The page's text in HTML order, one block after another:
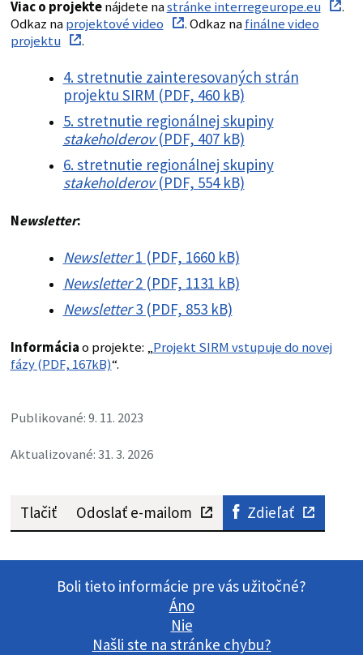
Viac o projektenájdete nastránke interregeurope.eu
.
Odkaz naprojektové video . Odkaz nafinálne video
projektu
.
4. stretnutie zainteresovaných strán
projektu SIRM (PDF, 460 kB)
5. stretnutie regionálnej skupiny
stakeholderov(PDF, 407 kB)
6. stretnutie regionálnej skupiny
stakeholderov(PDF, 554 kB)
Newsletter:
Newsletter1 (PDF, 1660 kB)
Newsletter2 (PDF, 1131 kB)
Newsletter3 (PDF, 853 kB)
Informáciao projekte: „Projekt SIRM vstupuje do novej
fázy (PDF, 167kB)“.
Publikované: 9. 11. 2023
Aktualizované: 31. 3. 2026
Tlačiť Odoslať e-mailom Zdieľať
Boli tieto informácie pre vás užitočné?
Áno
Nie
Našli ste na stránke chybu?